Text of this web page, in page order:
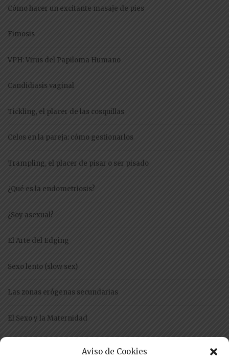
Aviso de Cookies
Cómo hacer un excitante masaje de pies
Fimosis
VPH: Virus del Papiloma Humano
Candidiasis vaginal
Tickling, el placer de las cosquillas
Celos en la pareja: cómo gestionarlos
Trampling, el placer de pisar o ser pisado
¿Qué es la endometriosis?
¿Soy asexual?
El Arte del Edging
Sexo lento (slow sex)
Las zonas erógenas secundarias
El Sexo y la Maternidad